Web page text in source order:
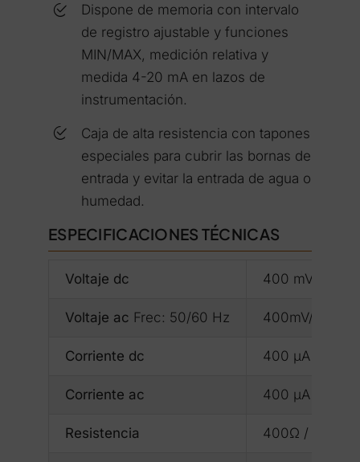
Dispone de memoria con intervalo
de registro ajustable y funciones
MIN/MAX, medición relativa y
medida 4-20 mA en lazos de
instrumentación.
Caja de alta resistencia con tapones
especiales para cubrir las bornas de
entrada y evitar la entrada de agua o
humedad.
ESPECIFICACIONES TÉCNICAS
Voltaje dc 400 mV /4/40/
Voltaje ac Frec: 50/60 Hz 400mV/ 4/ 40/
Corriente dc 400 μA / 4000
Corriente ac 400 μA / 4000
Resistencia 400Ω / 4/40/